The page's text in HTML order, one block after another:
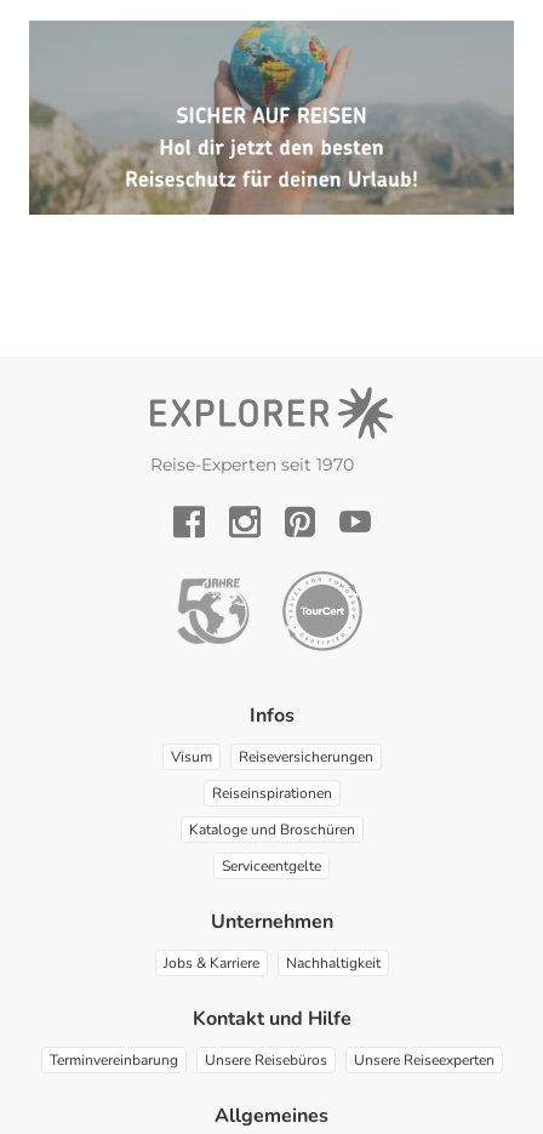
Reise-Experten seit 1970
Infos
Visum
Reiseversicherungen
Reiseinspirationen
Kataloge und Broschüren
Serviceentgelte
Unternehmen
Jobs & Karriere Nachhaltigkeit
Kontakt und Hilfe
Terminvereinbarung Unsere Reisebüros Unsere Reiseexperten
Allgemeines